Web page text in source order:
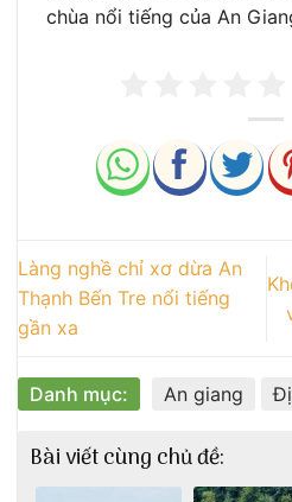
chùa nổi tiếng của An
Làng nghề chỉ xơ dừa An
Thạnh Bến Tre nổi tiếng
gần xa
Danh mục: An giang
Bài viết cùng chủ đề: